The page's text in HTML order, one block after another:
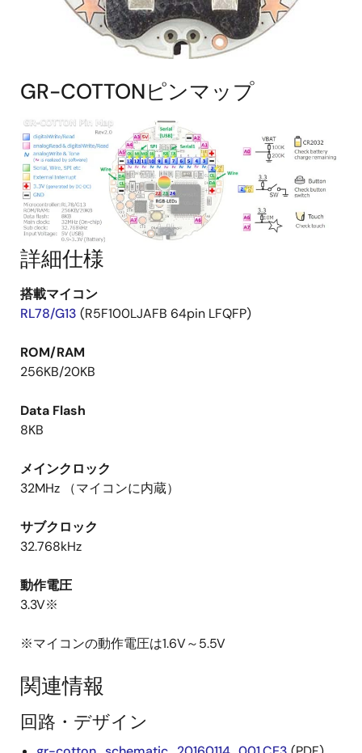
GR-COTTONピンマップ
詳細仕様
搭載マイコン
RL78/G13 (R5F100LJAFB 64pin LFQFP)
ROM/RAM
256KB/20KB
Data Flash
8KB
メインクロック
32MHz （マイコンに内蔵）
サブクロック
32.768kHz
動作電圧
3.3V※
※マイコンの動作電圧は1.6V～5.5V
関連情報
回路・デザイン